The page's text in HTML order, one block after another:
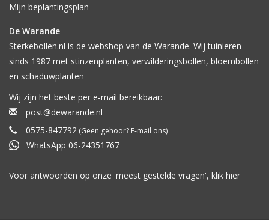
Mijn beplantingsplan
De Warande
Sterkebollen.nl is de webshop van de Warande. Wij tuinieren
sinds 1987 met stinzenplanten, verwilderingsbollen, bloembollen
en schaduwplanten
Wij zijn het beste per e-mail bereikbaar:
post@dewarande.nl
0575-847792 (Geen gehoor? E-mail ons)
WhatsApp 06-24351767
Voor antwoorden op onze 'meest gestelde vragen', klik hier